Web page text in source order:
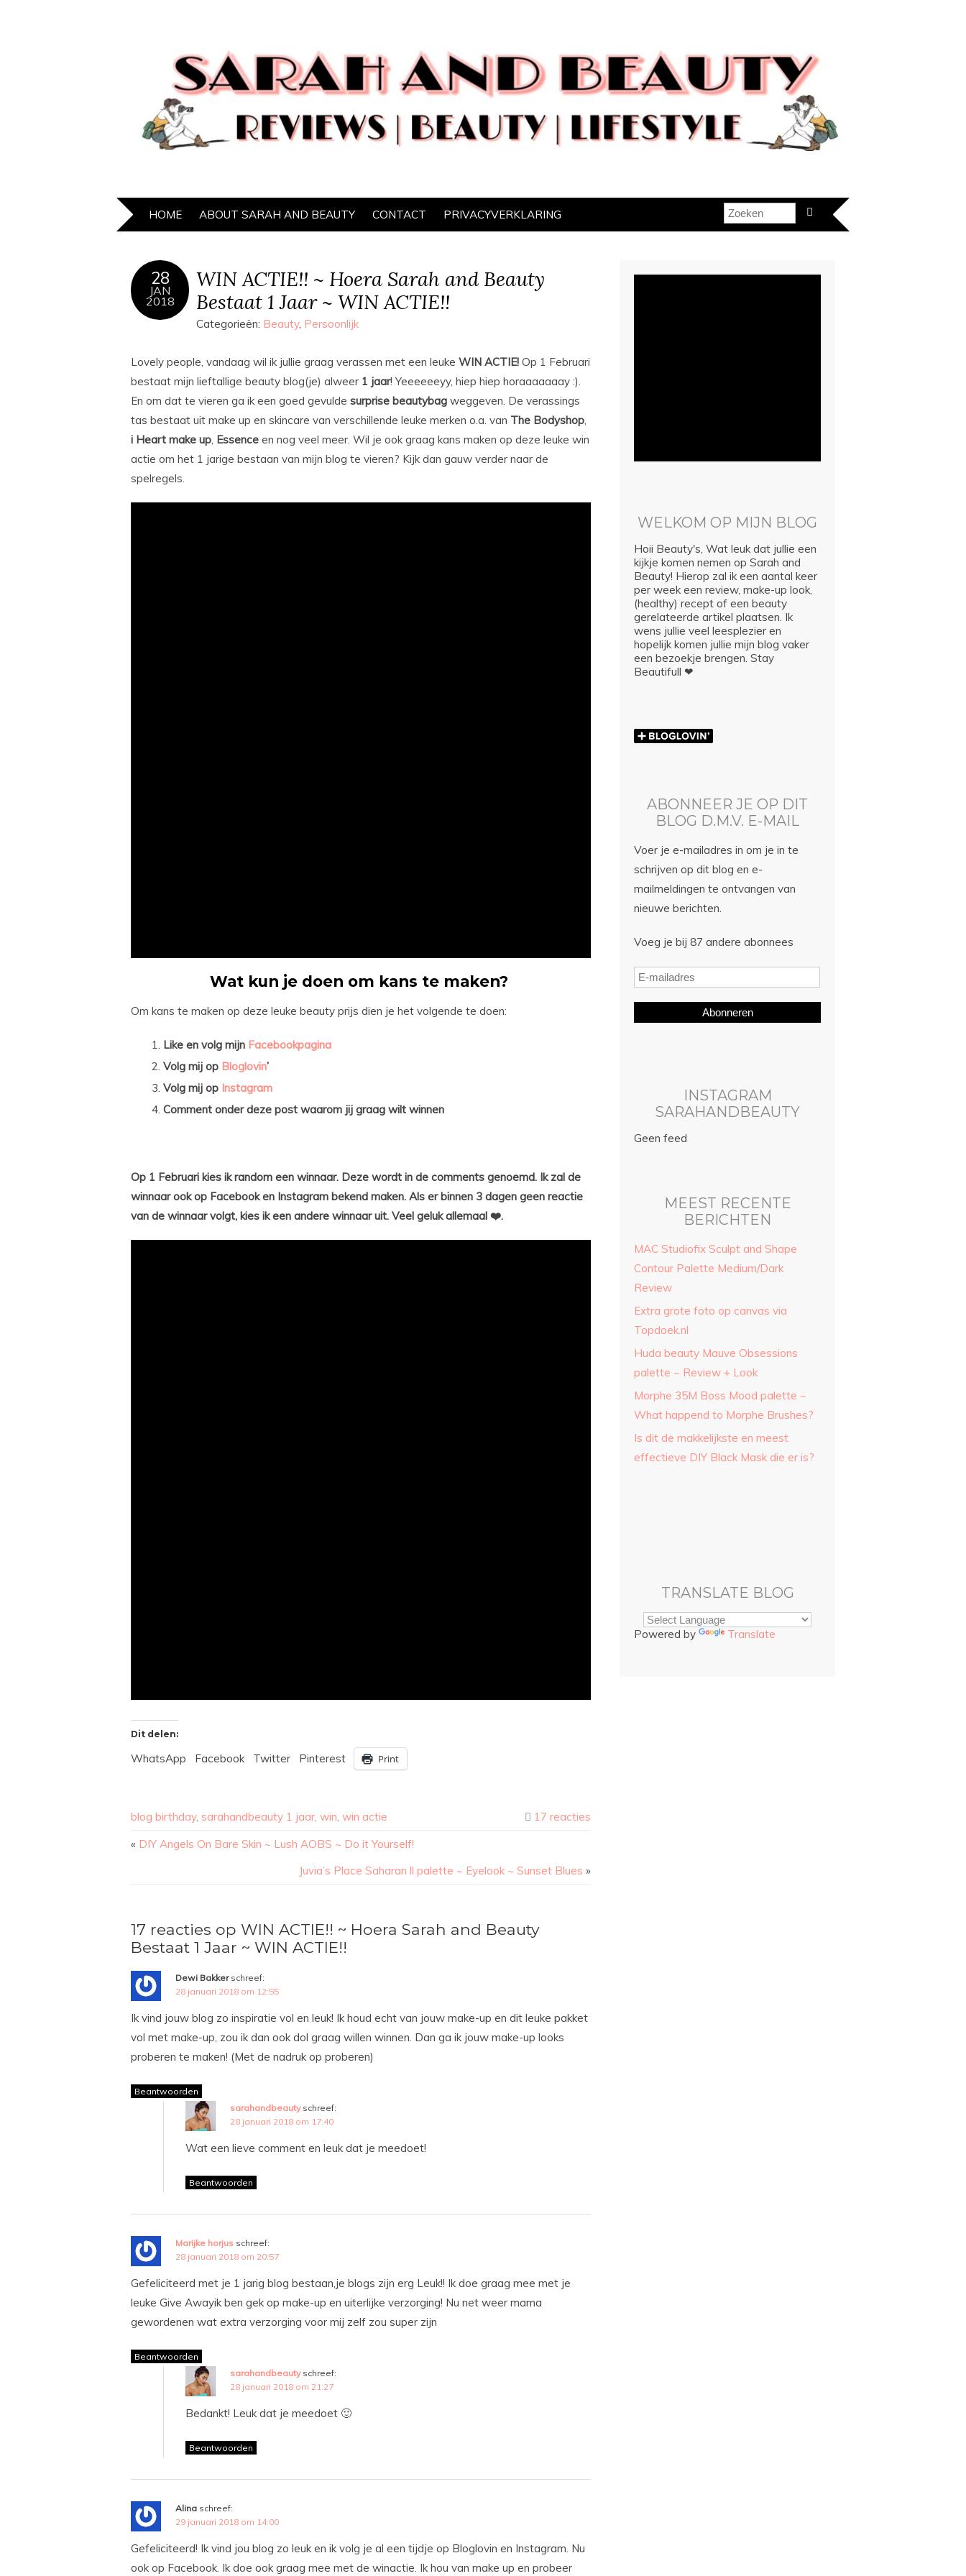
HOME ABOUT SARAH AND BEAUTY CONTACT PRIVACYVERKLARING
28
JAN
2018
WIN ACTIE!! ~ Hoera Sarah and Beauty
Bestaat 1 Jaar ~ WIN ACTIE!!
Categorieën: Beauty, Persoonlijk
Lovely people, vandaag wil ik jullie graag verassen met een leuke WIN ACTIE! Op 1 Februari
bestaat mijn lieftallige beauty blog(je) alweer 1 jaar! Yeeeeeeyy, hiep hiep horaaaaaaay :).
En om dat te vieren ga ik een goed gevulde surprise beautybag weggeven. De verassings
tas bestaat uit make up en skincare van verschillende leuke merken o.a. van The Bodyshop,
i Heart make up, Essence en nog veel meer. Wil je ook graag kans maken op deze leuke win
actie om het 1 jarige bestaan van mijn blog te vieren? Kijk dan gauw verder naar de
spelregels.
Wat kun je doen om kans te maken?
Om kans te maken op deze leuke beauty prijs dien je het volgende te doen:
Like en volg mijn Facebookpagina
Volg mij op Bloglovin’
Volg mij op Instagram
Comment onder deze post waarom jij graag wilt winnen
Op 1 Februari kies ik random een winnaar. Deze wordt in de comments genoemd. Ik zal de
winnaar ook op Facebook en Instagram bekend maken. Als er binnen 3 dagen geen reactie
van de winnaar volgt, kies ik een andere winnaar uit. Veel geluk allemaal ❤️.
Dit delen:
WhatsApp Facebook Twitter Pinterest Print
blog birthday, sarahandbeauty 1 jaar, win, win actie
17 reacties
« DIY Angels On Bare Skin ~ Lush AOBS ~ Do it Yourself!
Juvia’s Place Saharan ll palette ~ Eyelook ~ Sunset Blues »
17 reacties op WIN ACTIE!! ~ Hoera Sarah and Beauty
Bestaat 1 Jaar ~ WIN ACTIE!!
Dewi Bakker schreef:
28 januari 2018 om 12:55
Ik vind jouw blog zo inspiratie vol en leuk! Ik houd echt van jouw make-up en dit leuke pakket
vol met make-up, zou ik dan ook dol graag willen winnen. Dan ga ik jouw make-up looks
proberen te maken! (Met de nadruk op proberen)
Beantwoorden
sarahandbeauty schreef:
28 januari 2018 om 17:40
Wat een lieve comment en leuk dat je meedoet!
Beantwoorden
Marijke horjus schreef:
28 januari 2018 om 20:57
Gefeliciteerd met je 1 jarig blog bestaan,je blogs zijn erg Leuk!! Ik doe graag mee met je
leuke Give Awayik ben gek op make-up en uiterlijke verzorging! Nu net weer mama
gewordenen wat extra verzorging voor mij zelf zou super zijn
Beantwoorden
sarahandbeauty schreef:
28 januari 2018 om 21:27
Bedankt! Leuk dat je meedoet 🙂
Beantwoorden
Alina schreef:
29 januari 2018 om 14:00
Gefeliciteerd! Ik vind jou blog zo leuk en ik volg je al een tijdje op Bloglovin en Instagram. Nu
ook op Facebook. Ik doe ook graag mee met de winactie. Ik hou van make up en probeer
WELKOM OP MIJN BLOG
Hoii Beauty's, Wat leuk dat jullie een
kijkje komen nemen op Sarah and
Beauty! Hierop zal ik een aantal keer
per week een review, make-up look,
(healthy) recept of een beauty
gerelateerde artikel plaatsen. Ik
wens jullie veel leesplezier en
hopelijk komen jullie mijn blog vaker
een bezoekje brengen. Stay
Beautifull ❤
ABONNEER JE OP DIT
BLOG D.M.V. E-MAIL
Voer je e-mailadres in om je in te
schrijven op dit blog en e-
mailmeldingen te ontvangen van
nieuwe berichten.
Voeg je bij 87 andere abonnees
Abonneren
INSTAGRAM
SARAHANDBEAUTY
Geen feed
MEEST RECENTE
BERICHTEN
MAC Studiofix Sculpt and Shape
Contour Palette Medium/Dark
Review
Extra grote foto op canvas via
Topdoek.nl
Huda beauty Mauve Obsessions
palette ~ Review + Look
Morphe 35M Boss Mood palette ~
What happend to Morphe Brushes?
Is dit de makkelijkste en meest
effectieve DIY Black Mask die er is?
TRANSLATE BLOG
Powered by Translate